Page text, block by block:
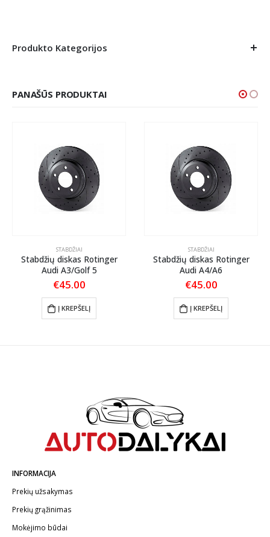
Produkto Kategorijos
PANAŠŪS PRODUKTAI
STABDŽIAI
Stabdžių diskas Rotinger
Audi A3/Golf 5
€45.00
Į KREPŠELĮ
STABDŽIAI
Stabdžių diskas Rotinger
Audi A4/A6
€45.00
Į KREPŠELĮ
INFORMACIJA
Prekių užsakymas
Prekių grąžinimas
Mokėjimo būdai